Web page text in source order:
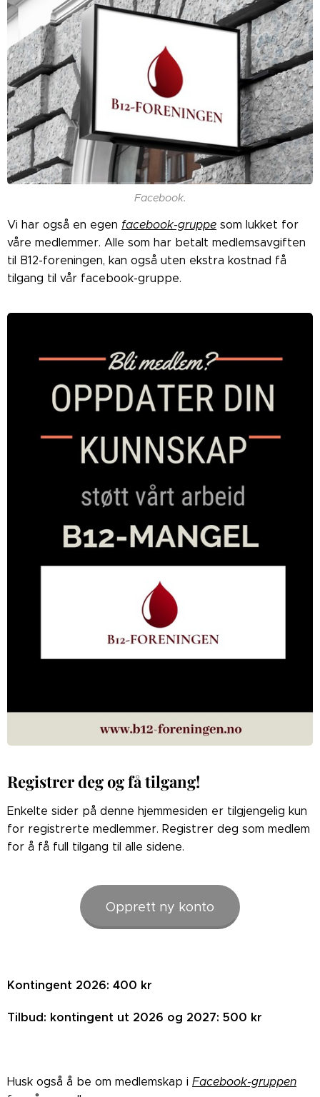
Facebook.
Vi har også en egen facebook-gruppe som lukket for
våre medlemmer. Alle som har betalt medlemsavgiften
til B12-foreningen, kan også uten ekstra kostnad få
tilgang til vår facebook-gruppe.
Registrer deg og få tilgang!
Enkelte sider på denne hjemmesiden er tilgjengelig kun
for registrerte medlemmer. Registrer deg som medlem
for å få full tilgang til alle sidene.
Opprett ny konto
Kontingent 2026: 400 kr
Tilbud: kontingent ut 2026 og 2027: 500 kr
Husk også å be om medlemskap i Facebook-gruppen